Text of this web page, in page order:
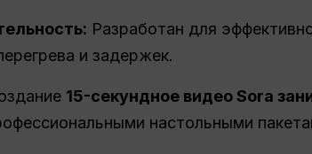
Разработан для
и задержек.
15-секундное видео Sora
настольными